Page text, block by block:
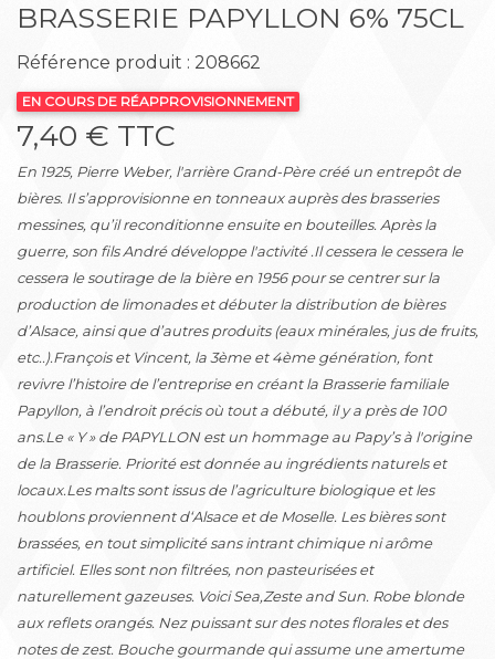
BRASSERIE PAPYLLON 6% 75CL
Référence produit : 208662
EN COURS DE RÉAPPROVISIONNEMENT
7,40 € TTC
En 1925, Pierre Weber, l'arrière Grand-Père créé un entrepôt de
bières. Il s’approvisionne en tonneaux auprès des brasseries
messines, qu’il reconditionne ensuite en bouteilles. Après la
guerre, son fils André développe l'activité .Il cessera le cessera le
cessera le soutirage de la bière en 1956 pour se centrer sur la
production de limonades et débuter la distribution de bières
d’Alsace, ainsi que d’autres produits (eaux minérales, jus de fruits,
etc..).François et Vincent, la 3ème et 4ème génération, font
revivre l’histoire de l’entreprise en créant la Brasserie familiale
Papyllon, à l’endroit précis où tout a débuté, il y a près de 100
ans.Le « Y » de PAPYLLON est un hommage au Papy’s à l'origine
de la Brasserie. Priorité est donnée au ingrédients naturels et
locaux.Les malts sont issus de l’agriculture biologique et les
houblons proviennent d‘Alsace et de Moselle. Les bières sont
brassées, en tout simplicité sans intrant chimique ni arôme
artificiel. Elles sont non filtrées, non pasteurisées et
naturellement gazeuses. Voici Sea,Zeste and Sun. Robe blonde
aux reflets orangés. Nez puissant sur des notes florales et des
notes de zest. Bouche gourmande qui assume une amertume